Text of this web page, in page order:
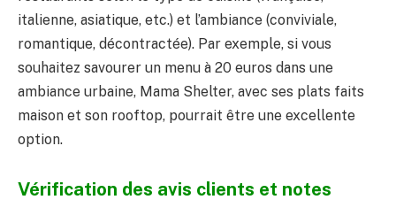
italienne, asiatique, etc.) et l’ambiance (conviviale,
romantique, décontractée). Par exemple, si vous
souhaitez savourer un menu à 20 euros dans une
ambiance urbaine, Mama Shelter, avec ses plats faits
maison et son rooftop, pourrait être une excellente
option.
Vérification des avis clients et notes